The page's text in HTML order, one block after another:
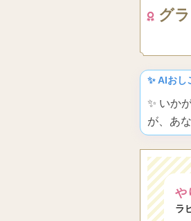
グ
✨ AIおし
✨ いか
が、あ
や
ラ